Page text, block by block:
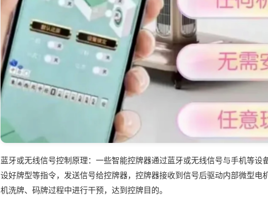
蓝牙或无线信号控制原理：一些智能控牌器通过蓝牙或无线信号与手机等设
设好牌型等指令，发送信号给控牌器，控牌器接收到信号后驱动内部微型电
机洗牌、码牌过程中进行干预，达到控牌目的。